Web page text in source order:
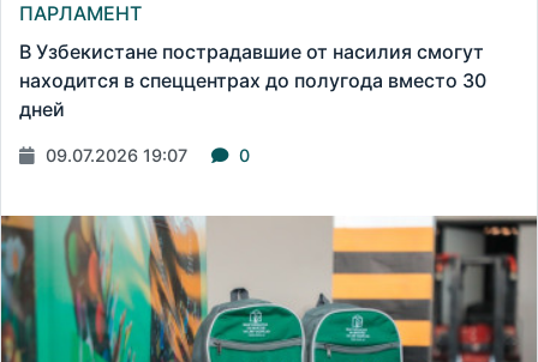
ПАРЛАМЕНТ
В Узбекистане пострадавшие от насилия смогут
находится в спеццентрах до полугода вместо 30
дней
09.07.2026 19:07 0